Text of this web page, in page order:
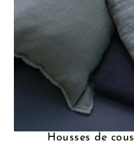
Housses de